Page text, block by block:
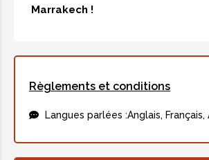
Marrakech !
Règlements et conditions
Langues parlées :Anglais, Français,